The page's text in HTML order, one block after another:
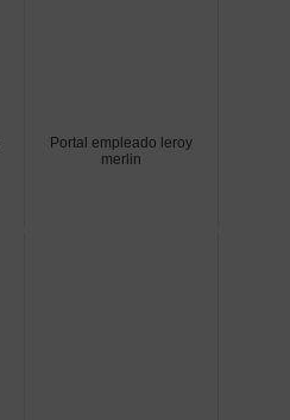
Portal empleado leroy
merlin